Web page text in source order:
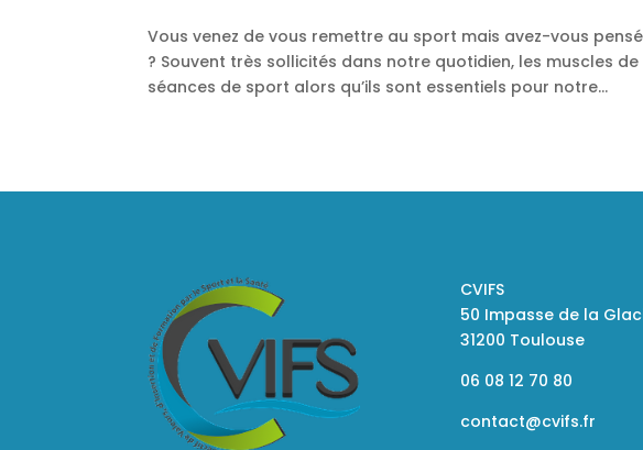
Vous venez de vous remettre au sport mais avez-vous
? Souvent très sollicités dans notre quotidien, les muscles
séances de sport alors qu’ils sont essentiels pour notre...
CVIFS
50 Impasse de la
31200 Toulouse
06 08 12 70 80
contact@cvifs.fr